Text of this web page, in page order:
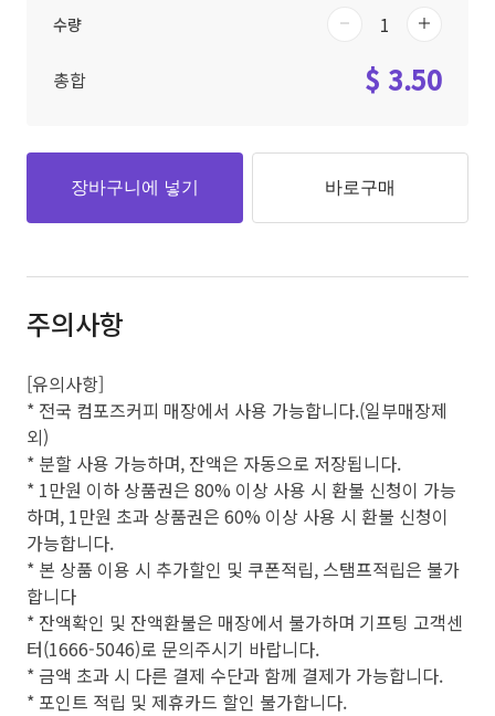
수량
총합 $ 3.50
장바구니에 넣기 바로구매
주의사항
[유의사항]
* 전국 컴포즈커피 매장에서 사용 가능합니다.(일부매장제
외)
* 분할 사용 가능하며, 잔액은 자동으로 저장됩니다.
* 1만원 이하 상품권은 80% 이상 사용 시 환불 신청이 가능
하며, 1만원 초과 상품권은 60% 이상 사용 시 환불 신청이
가능합니다.
* 본 상품 이용 시 추가할인 및 쿠폰적립, 스탬프적립은 불가
합니다
* 잔액확인 및 잔액환불은 매장에서 불가하며 기프팅 고객센
터(1666-5046)로 문의주시기 바랍니다.
* 금액 초과 시 다른 결제 수단과 함께 결제가 가능합니다.
* 포인트 적립 및 제휴카드 할인 불가합니다.